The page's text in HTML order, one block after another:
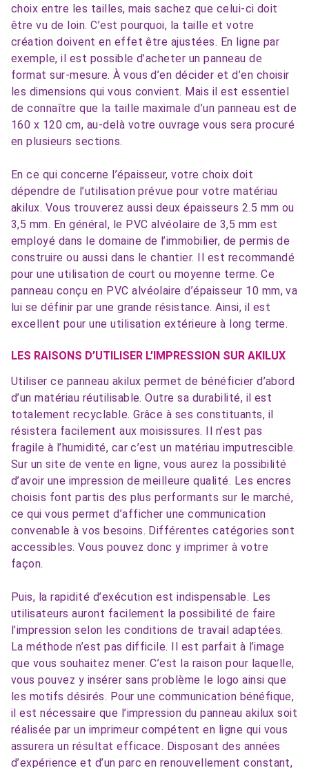
choix entre les tailles, mais sachez que celui-ci doit
être vu de loin. C’est pourquoi, la taille et votre
création doivent en effet être ajustées. En ligne par
exemple, il est possible d’acheter un panneau de
format sur-mesure. À vous d’en décider et d’en choisir
les dimensions qui vous convient. Mais il est essentiel
de connaître que la taille maximale d’un panneau est de
160 x 120 cm, au-delà votre ouvrage vous sera procuré
en plusieurs sections.
En ce qui concerne l’épaisseur, votre choix doit
dépendre de l’utilisation prévue pour votre matériau
akilux. Vous trouverez aussi deux épaisseurs 2.5 mm ou
3,5 mm. En général, le PVC alvéolaire de 3,5 mm est
employé dans le domaine de l’immobilier, de permis de
construire ou aussi dans le chantier. Il est recommandé
pour une utilisation de court ou moyenne terme. Ce
panneau conçu en PVC alvéolaire d’épaisseur 10 mm, va
lui se définir par une grande résistance. Ainsi, il est
excellent pour une utilisation extérieure à long terme.
LES RAISONS D’UTILISER L’IMPRESSION SUR AKILUX
Utiliser ce panneau akilux permet de bénéficier d’abord
d’un matériau réutilisable. Outre sa durabilité, il est
totalement recyclable. Grâce à ses constituants, il
résistera facilement aux moisissures. Il n’est pas
fragile à l’humidité, car c’est un matériau imputrescible.
Sur un site de vente en ligne, vous aurez la possibilité
d’avoir une impression de meilleure qualité. Les encres
choisis font partis des plus performants sur le marché,
ce qui vous permet d’afficher une communication
convenable à vos besoins. Différentes catégories sont
accessibles. Vous pouvez donc y imprimer à votre
façon.
Puis, la rapidité d’exécution est indispensable. Les
utilisateurs auront facilement la possibilité de faire
l’impression selon les conditions de travail adaptées.
La méthode n’est pas difficile. Il est parfait à l’image
que vous souhaitez mener. C’est la raison pour laquelle,
vous pouvez y insérer sans problème le logo ainsi que
les motifs désirés. Pour une communication bénéfique,
il est nécessaire que l’impression du panneau akilux soit
réalisée par un imprimeur compétent en ligne qui vous
assurera un résultat efficace. Disposant des années
d’expérience et d’un parc en renouvellement constant,